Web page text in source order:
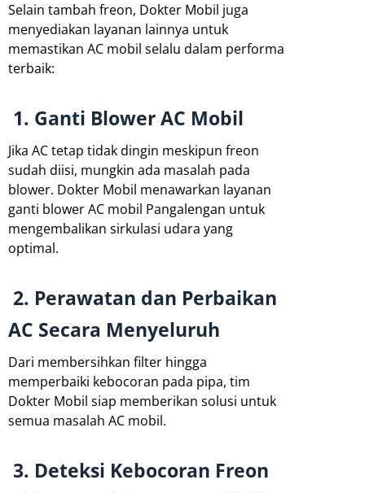
Selain tambah freon, Dokter Mobil juga
menyediakan layanan lainnya untuk
memastikan AC mobil selalu dalam performa
terbaik:
1. Ganti Blower AC Mobil
Jika AC tetap tidak dingin meskipun freon
sudah diisi, mungkin ada masalah pada
blower. Dokter Mobil menawarkan layanan
ganti blower AC mobil Pangalengan untuk
mengembalikan sirkulasi udara yang
optimal.
2. Perawatan dan Perbaikan
AC Secara Menyeluruh
Dari membersihkan filter hingga
memperbaiki kebocoran pada pipa, tim
Dokter Mobil siap memberikan solusi untuk
semua masalah AC mobil.
3. Deteksi Kebocoran Freon